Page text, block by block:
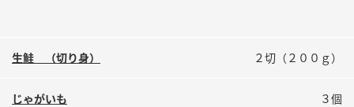
生鮭 （切り身） ２切（２００ｇ）
じゃがいも ３個